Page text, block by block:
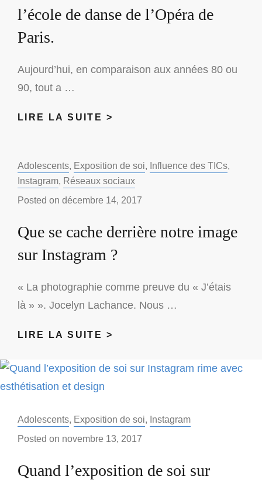
l’école de danse de l’Opéra de
Paris.
Aujourd’hui, en comparaison aux années 80 ou
90, tout a …
LIRE LA SUITE >
DÉCONNEXION
DES
ÉTUDIANTS
L’ÉCOLE
DE
Categories:
Adolescents, Exposition de soi, Influence des TICs,
Instagram, Réseaux sociaux
Posted on décembre 14, 2017
Que se cache derrière notre image
sur Instagram ?
« La photographie comme preuve du « J’étais
là » ». Jocelyn Lachance. Nous …
LIRE LA SUITE >
CACHE
IMAGE
?
Categories:
Adolescents, Exposition de soi, Instagram
Posted on novembre 13, 2017
Quand l’exposition de soi sur